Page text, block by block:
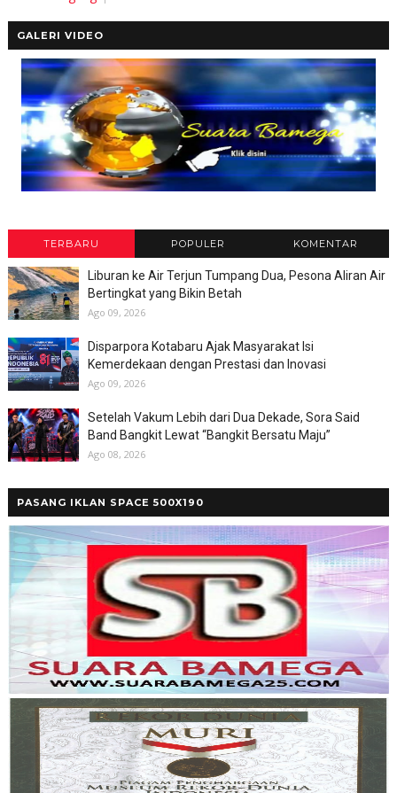
GALERI VIDEO
TERBARU POPULER KOMENTAR
Liburan ke Air Terjun Tumpang Dua, Pesona Aliran Air
Bertingkat yang Bikin Betah
Ago 09, 2026
Disparpora Kotabaru Ajak Masyarakat Isi
Kemerdekaan dengan Prestasi dan Inovasi
Ago 09, 2026
Setelah Vakum Lebih dari Dua Dekade, Sora Said
Band Bangkit Lewat “Bangkit Bersatu Maju”
Ago 08, 2026
PASANG IKLAN SPACE 500X190